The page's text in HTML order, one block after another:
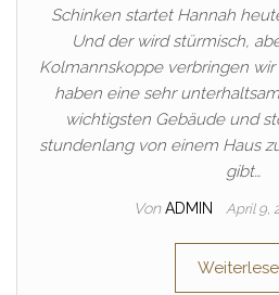
Schinken startet Hannah
Und der wird stürmisch,
Kolmannskoppe verbringen
haben eine sehr
wichtigsten Gebäude und
stundenlang von einem Haus
gibt…
Von ADMIN April 9,